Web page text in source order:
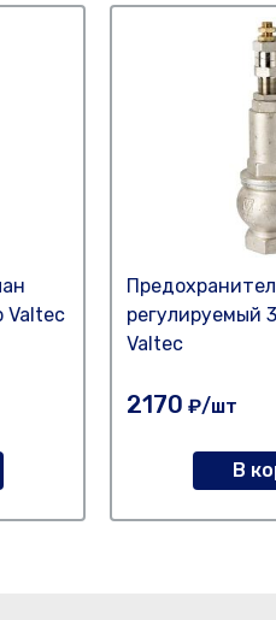
Valtec
регулируемый
Valtec
2170 ₽/шт
В